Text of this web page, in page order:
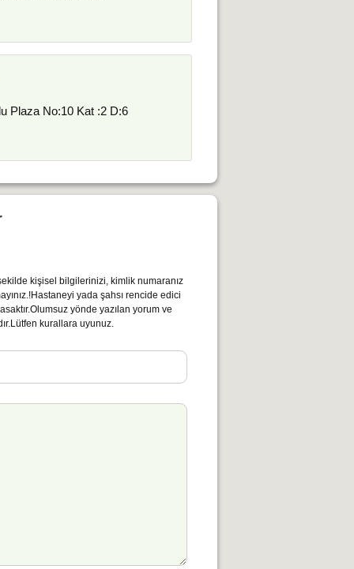
Plaza No:10 Kat :2 D:6
kişisel bilgilerinizi, kimlik numaranız
yada şahsı rencide edici
yönde yazılan yorum ve
kurallara uyunuz.